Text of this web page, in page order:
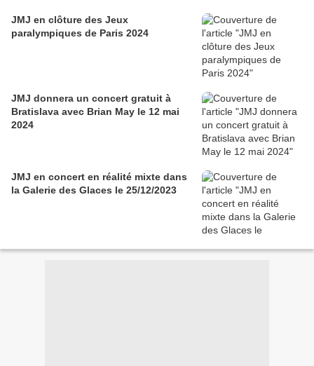
JMJ en clôture des Jeux
paralympiques de Paris 2024
JMJ donnera un concert gratuit à
Bratislava avec Brian May le 12 mai
2024
JMJ en concert en réalité mixte dans
la Galerie des Glaces le 25/12/2023